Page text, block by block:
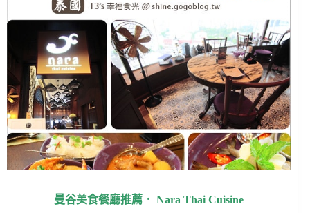
曼谷美食餐廳推薦． Nara Thai Cuisine